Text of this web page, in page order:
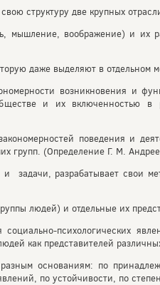
структуру две крупных
мышление, воображение) и их
даже выделяют в отдельном
возникновения и
и их включенностью в
поведения и
групп. (Определение Г. М.
задачи, разрабатывает свои
людей) и отдельные их
психологических
как представителей
основаниям: по
по устойчивости, по